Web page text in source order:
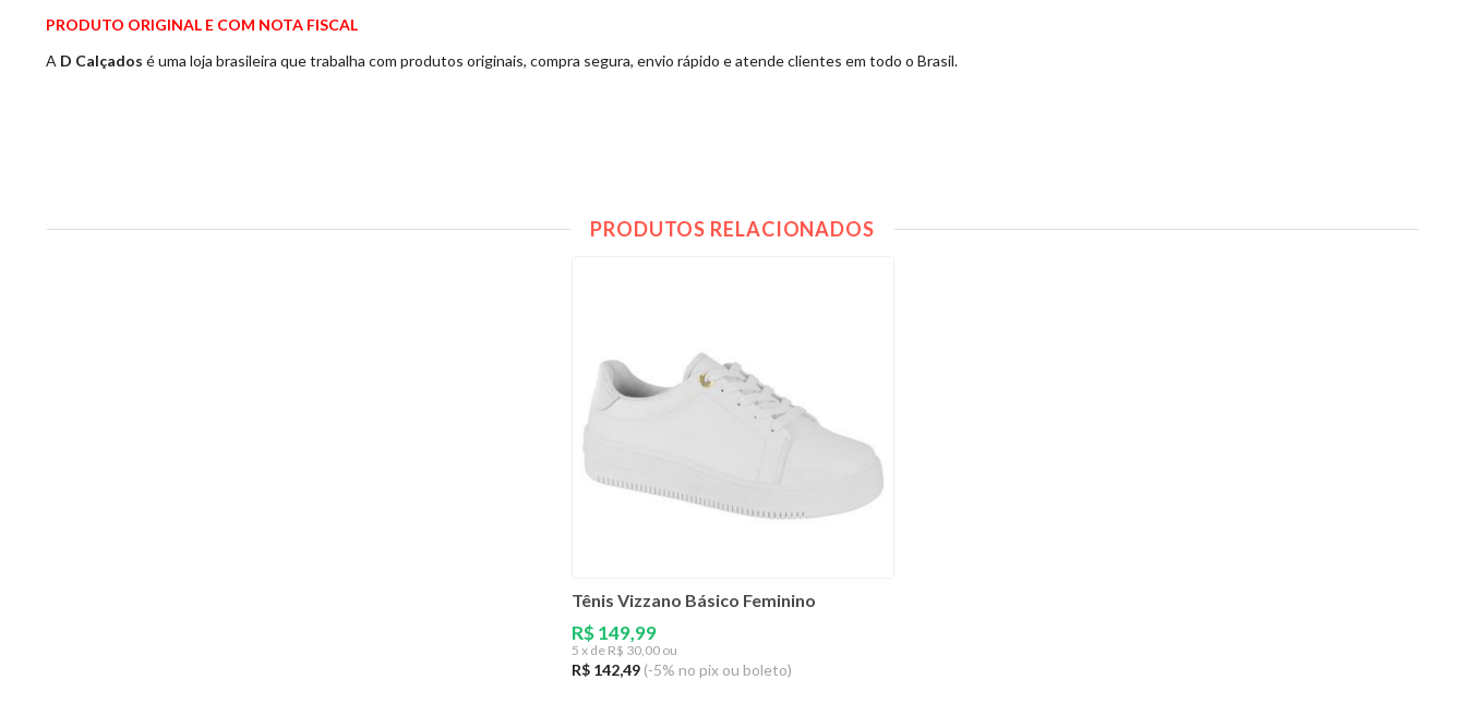
PRODUTO ORIGINAL E COM NOTA FISCAL
A D Calçados é uma loja brasileira que trabalha com produtos originais, compra segura, envio rápido e atende clientes em todo o Brasil.
PRODUTOS RELACIONADOS
Tênis Vizzano Básico Feminino
R$ 149,99
5 x de R$ 30,00 ou
R$ 142,49 (-5% no pix ou boleto)